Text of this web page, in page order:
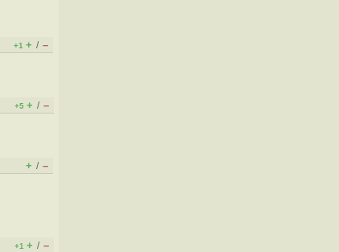
+1 + / –
+5 + / –
+ / –
+1 + / –